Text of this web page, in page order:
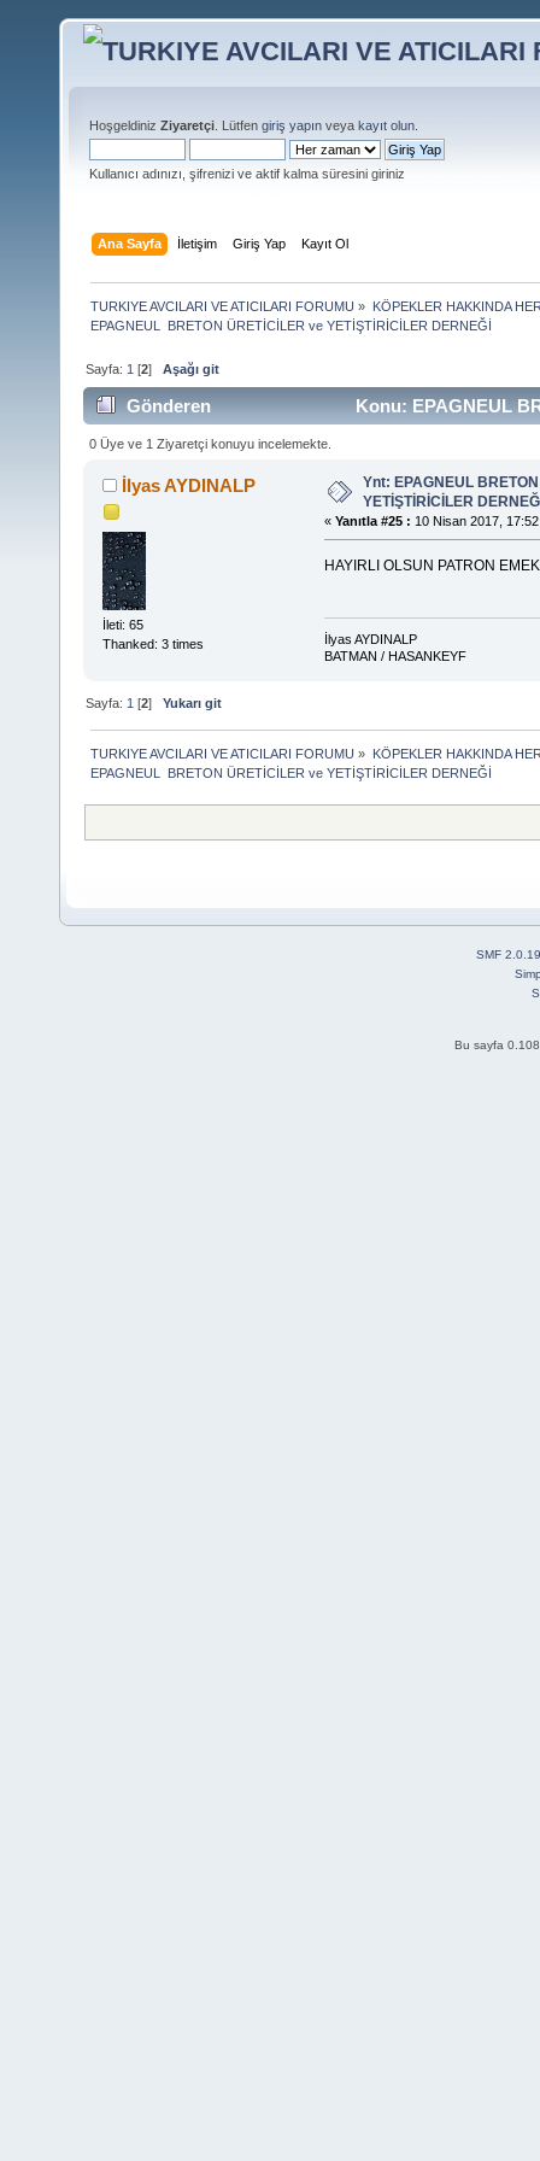
Hoşgeldiniz Ziyaretçi . Lütfen giriş yapın veya kayıt olun
Kullanıcı adınızı, şifrenizi ve aktif kalma süresini giriniz
Ana Sayfa İletişim Giriş Yap Kayıt Ol
TURKIYE AVCILARI VE ATICILARI FORUMU » KÖPEKLER HAKKINDA
EPAGNEUL  BRETON ÜRETİCİLER ve YETİŞTİRİCİLER DERNEĞİ
Sayfa: 1 [2]Aşağı git
Gönderen
Konu: EPAGNEUL
sayısı 13184 defa)
0 Üye ve 1 Ziyaretçi konuyu incelemekte.
İlyas AYDINALP
İleti: 65
Thanked: 3 times
Ynt: EPAGNEUL
YETİŞTİRİCİLER
« Yanıtla #25 : 10 Nisan 2017,
HAYIRLI OLSUN PATRON
İlyas AYDINALP
BATMAN / HASANKEYF
Sayfa: 1 [2]Yukarı git
TURKIYE AVCILARI VE ATICILARI FORUMU »
KÖPEKLER HAKKINDA
EPAGNEUL  BRETON ÜRETİCİLER ve YETİŞTİRİCİLER DERNEĞİ
SMF 2.0.19
Bu sayfa